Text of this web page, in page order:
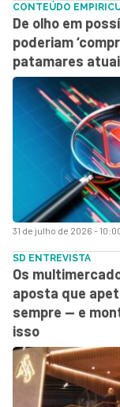
31 de julho de 2026 -
CONTEÚDO
De olho em
poderiam
patamares
SD ENTREVISTA
Os
aposta que
sempre — e
isso